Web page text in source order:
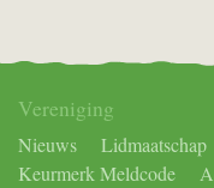
Vereniging
Nieuws Lidmaatschap
Keurmerk Meldcode